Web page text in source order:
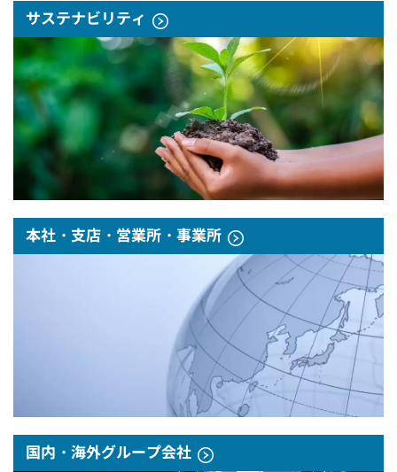
サステナビリティ
本社・支店・営業所・事業所
国内・海外グループ会社